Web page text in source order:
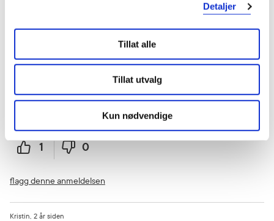
Detaljer
Tillat alle
Tillat utvalg
Kun nødvendige
1 år siden
Erna
1 0
flagg denne anmeldelsen
2 år siden
Kristin